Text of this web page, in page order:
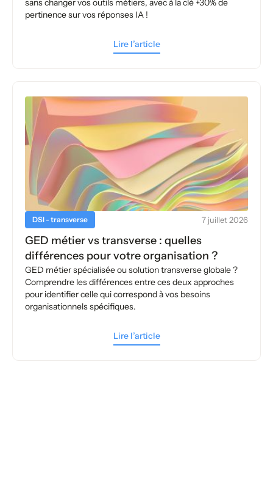
sans changer vos outils métiers, avec à la clé +30% de
pertinence sur vos réponses IA !
Lire l’article
DSI - transverse 7 juillet 2026
GED métier vs transverse : quelles
différences pour votre organisation ?
GED métier spécialisée ou solution transverse globale ?
Comprendre les différences entre ces deux approches
pour identifier celle qui correspond à vos besoins
organisationnels spécifiques.
Lire l’article